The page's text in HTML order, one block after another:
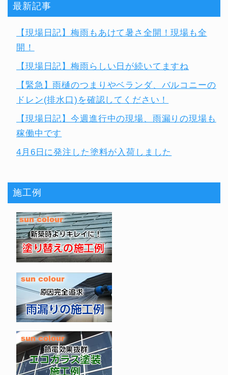
最新記事
【現場日記】梅雨もあけて暑さ全開！現場も全
開！
【現場日記】梅雨らしい日が続いてますね
【緊急】雨樋のつまりやベランダ、バルコニーの
ドレン(排水口)を確認してください！
【現場日記】今週進行中の現場、雨漏りの現場も
稼働中です
4月6日に発注した塗料が入荷しました
施工例